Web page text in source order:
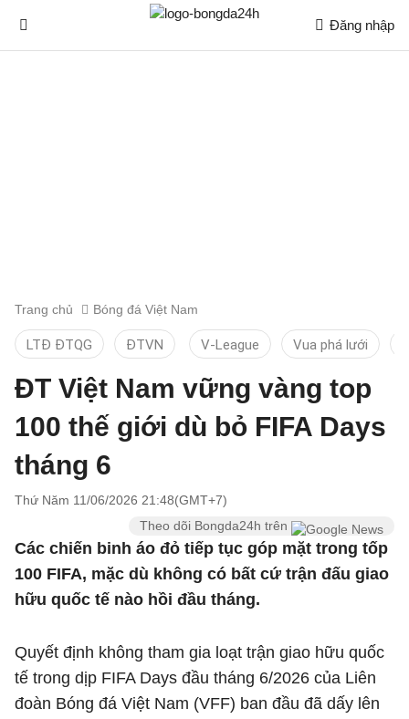
Đăng nhập
Trang chủ Bóng đá Việt Nam
LTĐ ĐTQG ĐTVN V-League Vua phá lưới
ĐT Việt Nam vững vàng top
100 thế giới dù bỏ FIFA Days
tháng 6
Thứ Năm 11/06/2026 21:48(GMT+7)
Theo dõi Bongda24h trên
Các chiến binh áo đỏ tiếp tục góp mặt trong tốp
100 FIFA, mặc dù không có bất cứ trận đấu giao
hữu quốc tế nào hồi đầu tháng.
Quyết định không tham gia loạt trận giao hữu quốc
tế trong dịp FIFA Days đầu tháng 6/2026 của Liên
đoàn Bóng đá Việt Nam (VFF) ban đầu đã dấy lên